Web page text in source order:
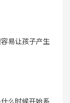
易让孩子产生
么时候开始系